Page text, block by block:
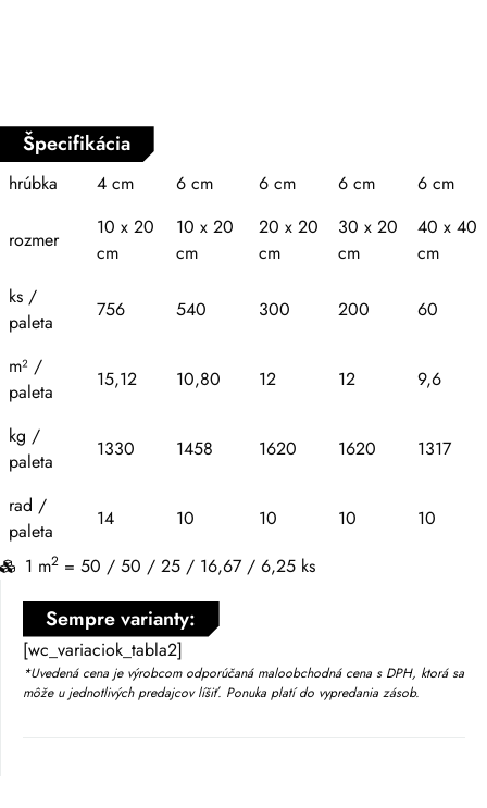
Špecifikácia
hrúbka 4 cm 6 cm 6 cm 6 cm 6 cm
rozmer
10 x 20
cm
10 x 20
cm
20 x 20
cm
30 x 20
cm
40 x 40
cm
ks /
paleta
756 540 300 200 60
m² /
paleta
15,12 10,80 12 12 9,6
kg /
paleta
1330 1458 1620 1620 1317
rad /
paleta
14 10 10 10
10
1 m2= 50 / 50 / 25 / 16,67 / 6,25 ks
Sempre varianty:
[wc_variaciok_tabla2]
*Uvedená cena je výrobcom odporúčaná maloobchodná cena s DPH, ktorá sa
môže u jednotlivých predajcov líšiť. Ponuka platí do vypredania zásob.